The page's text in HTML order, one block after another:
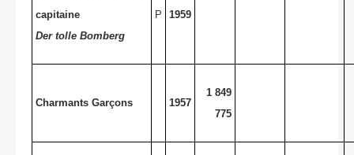
capitaine
Der tolle Bomberg
P 1959
Charmants Garçons 1957
1 849
775